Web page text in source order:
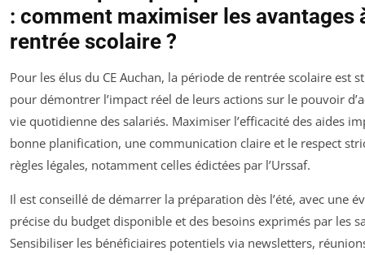
: comment maximiser les avantages
rentrée scolaire ?
Pour les élus du CE Auchan, la période de rentrée scolaire est
pour démontrer l’impact réel de leurs actions sur le pouvoir
vie quotidienne des salariés. Maximiser l’efficacité des aides
bonne planification, une communication claire et le respect
règles légales, notamment celles édictées par l’Urssaf.
Il est conseillé de démarrer la préparation dès l’été, avec une
précise du budget disponible et des besoins exprimés par les
Sensibiliser les bénéficiaires potentiels via newsletters,